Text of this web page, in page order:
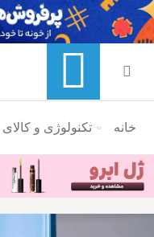
منوی ناوبری خرده نان
خانه تکنولوژی و کالای